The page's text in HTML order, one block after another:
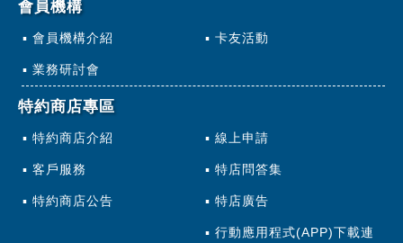
會員機構
會員機構介紹 卡友活動
業務研討會
特約商店專區
特約商店介紹 線上申請
客戶服務 特店問答集
特約商店公告 特店廣告
行動應用程式(APP)下載連